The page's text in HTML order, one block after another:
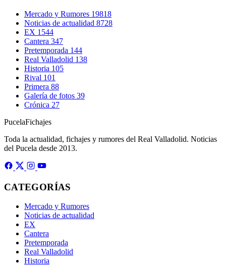
Mercado y Rumores 19818
Noticias de actualidad 8728
EX 1544
Cantera 347
Pretemporada 144
Real Valladolid 138
Historia 105
Rival 101
Primera 88
Galería de fotos 39
Crónica 27
PucelaFichajes
Toda la actualidad, fichajes y rumores del Real Valladolid. Noticias
del Pucela desde 2013.
CATEGORÍAS
Mercado y Rumores
Noticias de actualidad
EX
Cantera
Pretemporada
Real Valladolid
Historia